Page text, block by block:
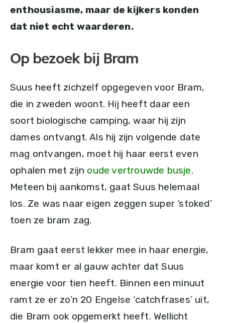
enthousiasme, maar de kijkers konden
dat niet echt waarderen.
Op bezoek bij Bram
Suus heeft zichzelf opgegeven voor Bram,
die in zweden woont. Hij heeft daar een
soort biologische camping, waar hij zijn
dames ontvangt. Als hij zijn volgende date
mag ontvangen, moet hij haar eerst even
ophalen met zijn oude vertrouwde busje.
Meteen bij aankomst, gaat Suus helemaal
los. Ze was naar eigen zeggen super ‘stoked’
toen ze bram zag.
Bram gaat eerst lekker mee in haar energie,
maar komt er al gauw achter dat Suus
energie voor tien heeft. Binnen een minuut
ramt ze er zo’n 20 Engelse ‘catchfrases’ uit,
die Bram ook opgemerkt heeft. Wellicht